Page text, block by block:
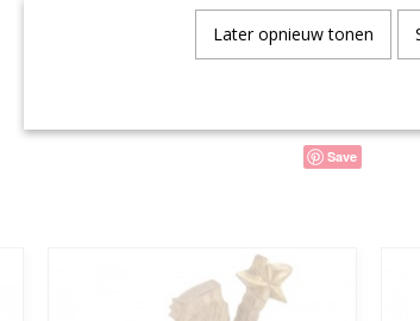
Spécifications
Code du produit
Save
Later opnieuw tonen